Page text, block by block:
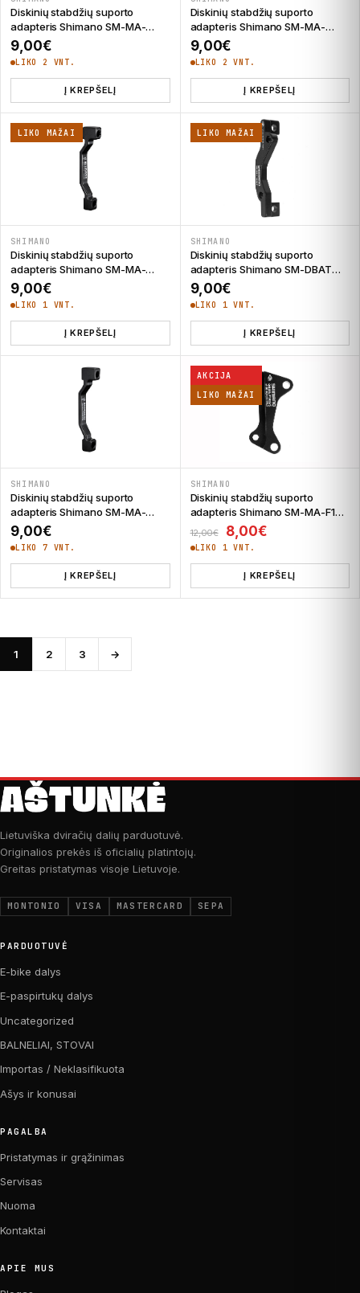
Diskinių stabdžių suporto
adapteris Shimano SM-MA-
F203 Post/Post
9,00€
LIKO 2 VNT.
Į KREPŠELĮ
Diskinių stabdžių suporto
adapteris Shimano SM-MA-
F203 Post/Standard
9,00€
LIKO 2 VNT.
Į KREPŠELĮ
LIKO MAŽAI
SHIMANO
Diskinių stabdžių suporto
adapteris Shimano SM-MA-
F203 P/PM
9,00€
LIKO 1 VNT.
Į KREPŠELĮ
LIKO MAŽAI
SHIMANO
Diskinių stabdžių suporto
adapteris Shimano SM-DBAT
180 mm
9,00€
LIKO 1 VNT.
Į KREPŠELĮ
SHIMANO
Diskinių stabdžių suporto
adapteris Shimano SM-MA-
F180P/P2
9,00€
LIKO 7 VNT.
Į KREPŠELĮ
AKCIJA
LIKO MAŽAI
SHIMANO
Diskinių stabdžių suporto
adapteris Shimano SM-MA-F180
Standard/Standard
12,00€ Original price was:
8,00€Current price
LIKO 1 VNT.
Į KREPŠELĮ
1 2 3 →
Lietuviška dviračių dalių parduotuvė.
Originalios prekės iš oficialių platintojų.
Greitas pristatymas visoje Lietuvoje.
MONTONIO VISA MASTERCARD SEPA
PARDUOTUVĖ
E-bike dalys
E-paspirtukų dalys
Uncategorized
BALNELIAI, STOVAI
Importas / Neklasifikuota
Ašys ir konusai
PAGALBA
Pristatymas ir grąžinimas
Servisas
Nuoma
Kontaktai
APIE MUS